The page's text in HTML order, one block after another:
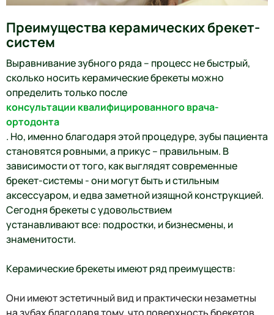
Преимущества керамических брекет-
систем
Выравнивание зубного ряда – процесс не быстрый,
сколько носить керамические брекеты можно
определить только после
консультации квалифицированного врача-
ортодонта
. Но, именно благодаря этой процедуре, зубы пациента
становятся ровными, а прикус – правильным. В
зависимости от того, как выглядят современные
брекет-системы - они могут быть и стильным
аксессуаром, и едва заметной изящной конструкцией.
Сегодня брекеты с удовольствием
устанавливают все: подростки, и бизнесмены, и
знаменитости.
Керамические брекеты имеют ряд преимуществ:
Они имеют эстетичный вид и практически незаметны